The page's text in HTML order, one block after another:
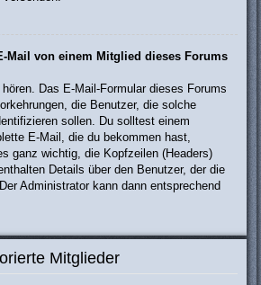
Mail von einem Mitglied dieses Forums
Das E-Mail-Formular dieses Forums
die Benutzer, die solche
sollen. Du solltest einem
E-Mail, die du bekommen hast,
ganz wichtig, die Kopfzeilen (Headers)
Details über den Benutzer, der die
Administrator kann dann entsprechend
Mitglieder